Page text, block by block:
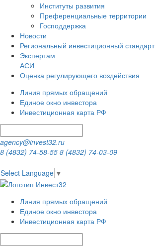
Институты развития
Преференциальные территории
Господдержка
Новости
Региональный инвестиционный стандарт
Экспертам
АСИ
Оценка регулирующего воздействия
Линия прямых обращений
Единое окно инвестора
Инвестиционная карта РФ
agency@invest32.ru
8 (4832) 74-58-55 8 (4832) 74-03-09
Select Language ▼
Линия прямых обращений
Единое окно инвестора
Инвестиционная карта РФ